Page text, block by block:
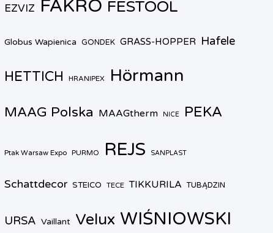
EZVIZ FAKRO FESTOOL
Globus Wapienica GONDEK GRASS-HOPPER Hafele
HETTICH HRANIPEX Hörmann
MAAG Polska MAAGtherm NICE PEKA
Ptak Warsaw Expo PURMO REJS SANPLAST
Schattdecor STEICO TECE TIKKURILA TUBĄDZIN
URSA Vaillant Velux WIŚNIOWSKI